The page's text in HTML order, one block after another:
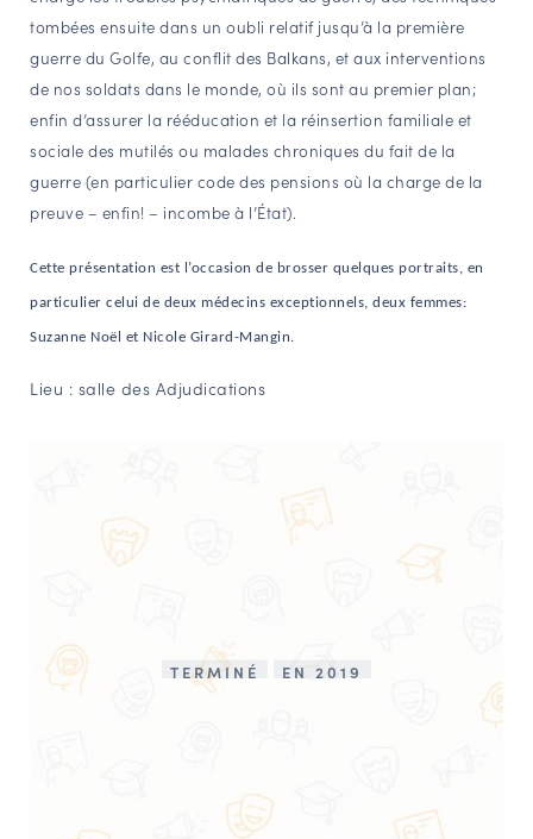
tombées ensuite dans un oubli relatif jusqu’à la première
guerre du Golfe, au conflit des Balkans, et aux interventions
de nos soldats dans le monde, où ils sont au premier plan;
enfin d’assurer la rééducation et la réinsertion familiale et
sociale des mutilés ou malades chroniques du fait de la
guerre (en particulier code des pensions où la charge de la
preuve – enfin! – incombe à l’État).
Cette présentation est l’occasion de brosser quelques portraits, en
particulier celui de deux médecins exceptionnels, deux femmes:
Suzanne Noël et Nicole Girard-Mangin.
Lieu : salle des Adjudications
TERMINÉ EN 2019